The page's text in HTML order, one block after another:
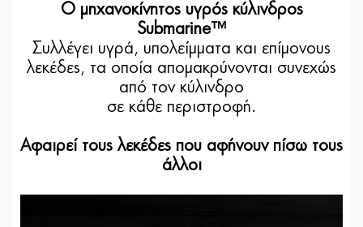
Ο μηχανοκίνητος υγρός κύλινδρος
Submarine™
Συλλέγει υγρά, υπολείμματα και επίμονους
λεκέδες, τα οποία απομακρύνονται συνεχώς
από τον κύλινδρο
σε κάθε περιστροφή.
Αφαιρεί τους λεκέδες που αφήνουν πίσω τους
άλλοι